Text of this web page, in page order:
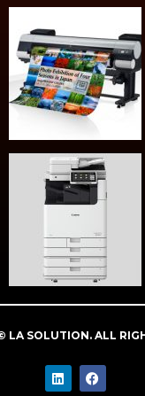
LA SOLUTION. ALL
L
i
F
a